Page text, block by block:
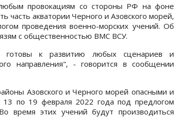
провокациям со стороны РФ на фоне
часть акватории Черного и Азовского морей,
проведения военно-морских учений. Об
с общественностью ВМС ВСУ.
готовы к развитию любых сценариев и
направления", - говорится в сообщении
Азовского и Черного морей опасными и
по 19 февраля 2022 года под предлогом
время этих учений будут производиться